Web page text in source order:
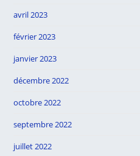
avril 2023
février 2023
janvier 2023
décembre 2022
octobre 2022
septembre 2022
juillet 2022